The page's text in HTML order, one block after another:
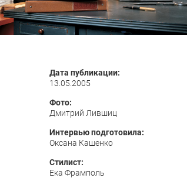
Дата публикации:
13.05.2005
Фото:
Дмитрий Лившиц
Интервью подготовила:
Оксана Кашенко
Стилист:
Ека Фрамполь